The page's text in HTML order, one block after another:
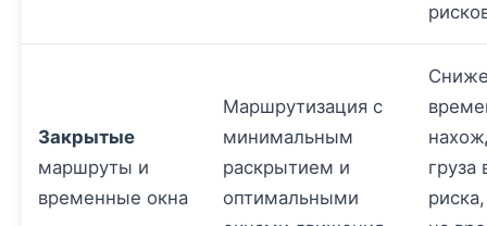
Закрытые
маршруты и
временные окна
Маршрутизация с
минимальным
раскрытием и
оптимальными
груза